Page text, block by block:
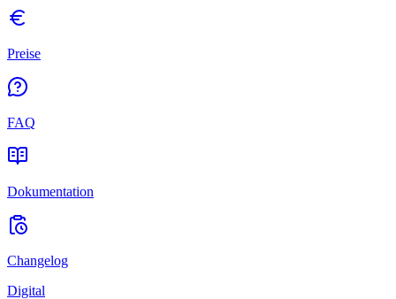
Preise
FAQ
Dokumentation
Changelog
Digital